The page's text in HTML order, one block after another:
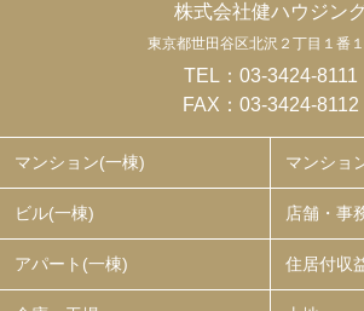
株式会社健ハウジン
東京都世田谷区北沢２丁目１番
TEL： 03-3424-8111
FAX：03-3424-8112
マンション(一棟) マンショ
ビル(一棟) 店舗・事
アパート(一棟) 住居付収